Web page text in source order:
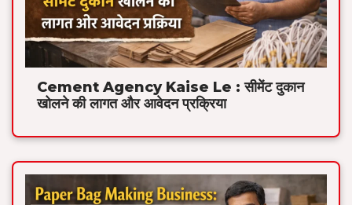
Cement Agency Kaise Le : सीमेंट दुकान
खोलने की लागत और आवेदन प्रक्रिया